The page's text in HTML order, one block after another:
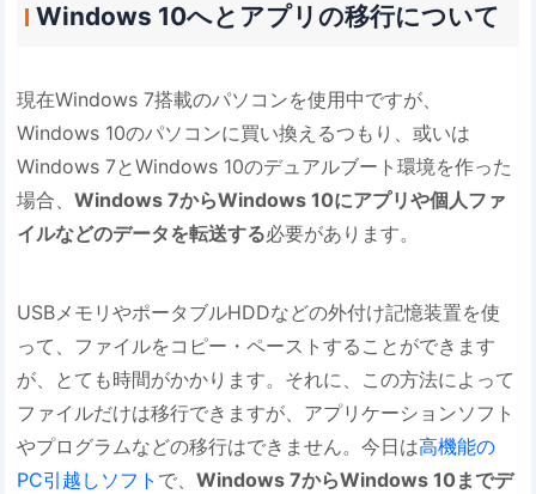
Windows 10へとアプリの移行について
現在Windows 7搭載のパソコンを使用中ですが、
Windows 10のパソコンに買い換えるつもり、或いは
Windows 7とWindows 10のデュアルブート環境を作った
場合、Windows 7からWindows 10にアプリや個人ファ
イルなどのデータを転送する必要があります。
USBメモリやポータブルHDDなどの外付け記憶装置を使
って、ファイルをコピー・ペーストすることができます
が、とても時間がかかります。それに、この方法によって
ファイルだけは移行できますが、アプリケーションソフト
やプログラムなどの移行はできません。今日は高機能の
PC引越しソフト で、Windows 7からWindows 10までデ